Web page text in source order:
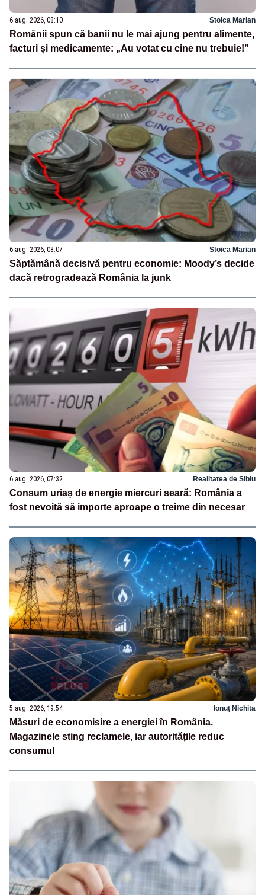
6 aug. 2026, 08:10 Stoica Marian
Românii spun că banii nu le mai ajung pentru alimente,
facturi și medicamente: „Au votat cu cine nu trebuie!”
6 aug. 2026, 08:07 Stoica Marian
Săptămână decisivă pentru economie: Moody’s decide
dacă retrogradează România la junk
6 aug. 2026, 07:32 Realitatea de Sibiu
Consum uriaș de energie miercuri seară: România a
fost nevoită să importe aproape o treime din necesar
5 aug. 2026, 19:54 Ionuț Nichita
Măsuri de economisire a energiei în România.
Magazinele sting reclamele, iar autoritățile reduc
consumul